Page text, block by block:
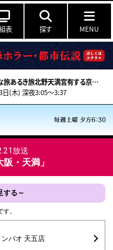
表 探す MENU
おとな旅あるき旅北野天満宮有する京都！夏季限定！辛子豆腐に世界が注目推し畳！
日(木) 深夜3:05～3:37
放送
・天満」
する～
。
ンパオ 天五店